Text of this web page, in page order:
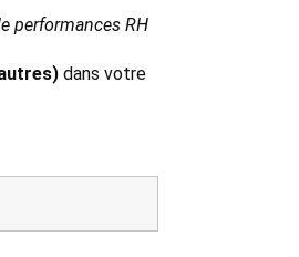
performances RH
dans votre